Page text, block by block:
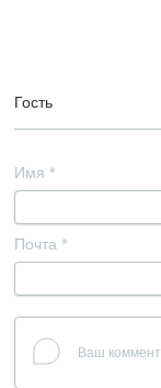
Гость
Имя *
Почта *